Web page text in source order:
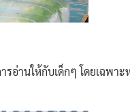
อ่านให้กับเด็กๆ โดยเฉพา